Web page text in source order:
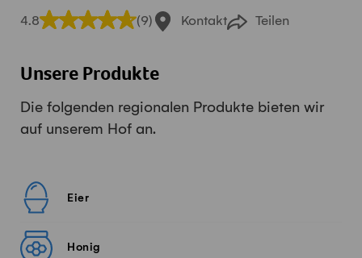
4.8 (9) Kontakt Teilen
Unsere Produkte
Die folgenden regionalen Produkte bieten wir
auf unserem Hof an.
Eier
Honig